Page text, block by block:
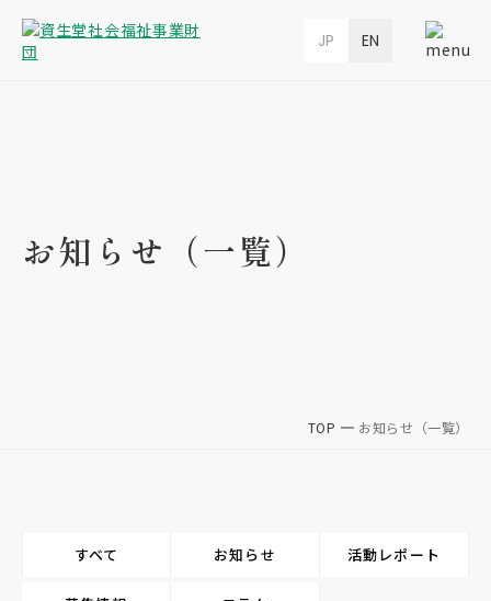
JP EN
お知らせ（一覧）
TOP お知らせ（一覧）
すべて お知らせ 活動レポート